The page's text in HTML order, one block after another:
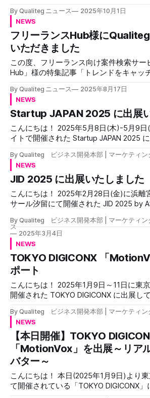
武線「浅草橋駅（西口）」より徒歩1分 出展内容 当社ブース
クAIアバター技術「MotionVox🄬」をはじ
とビジネスイノベーションソリューショ
す。 出展概要 * 会期：2025年10月14日（火）～10月17日
（金） * 会場：幕張メッセ * 出展エリア：ネクストジェネレ
ーションパーク * ブース番号：ホール6 6H207 * CEATEC内
特設サイト:https://www.ceatec.com/nj/
id=1915 見どころ：最先端AI技術を体感できる特別展示 1. フ
ォトリアルAIアバター「MotionVox🄬」 テキスト入力だけ
で、まるで本物の人間のような動画を生
アバターシステムです。 MotionVox🄬は
「Expression Aware🄬」技術により日本
に開発された、
By Qualiteg ニュース 2025年10月1日
NEWS
フリーランスHub様に
いただきました
この度、フリーランス向け案件検索サー
Hub」様の特集記事「トレンドをキャッ
営する「Qualiteg Blog」をご紹介いただきまし
事について フリーランスHub様の記事では、AI技術の最前線
で活躍するエンジニアや開発者の方々に
報源となるメディア・ブログが厳選して
その中で、Qualiteg Blogを「AI技術の専
ジネス活用につなげる貴重な情報源」と
だきました。 特に以下の点を評価いただいております * 実
践的なビジネス活用事例の提供 AI新規事業創出や事業選定方
法など、経営者やビジネスリーダーが直
的な解決策 * 技術的な深掘りコンテンツ リップシンク技術
など、実際のサービスで使用されている
での詳細な解説 * 多様な情報発信 代表執筆記事、AIトピック
後も価値ある情報発
By Qualiteg ニュース 2025年8月17日
NEWS
Startup JAPAN 2025 に出展
こんにちは！ 2025年5月8日(木)-5月9日(金)に東京ビッグサ
イトで開催された Startup JAPAN 2025
は当社が開発するアバター動画生成AI「
に出展させていただきました！ 展示会について簡単にふり
かえってみたいとおもいます 当社ブース 当社ブースはこん
なかんじです。 今回は、ブースというか、このイーゼルの
ような雰囲気の木枠にポスターをくっつ
での展示方式でした。 こういう方式ははじめてなので斬新
でした。おそらくこの方式で相当なコス
りスタートアップにはうれしいですね。
で終わりました。 会場 今回の会場はビッグサイトの南ホー
ルでした。南ホールは、ビッグサイト入
で駅から会場までたいして歩かず、疲れ
アクセスがとても良いです。 ホールは広めですが、ところ
せましと４００社の出展会社がひしめき
アップの勢いのある会場となっており
By Qualiteg ビジネス開発本部 | マーケティン
NEWS
JID 2025 に出展いたしました
こんにちは！ 2025年2月28日(金)に浜離宮となりにあるベル
サール汐留にて開催された JID 2025 by
ューションMotionVox™を中心に出展さ
た。 JID2025 出展概要記事はこちらです 当ブースにお立ち
寄りいただいた皆様、ご商談いただいた
催に尽力いただいたASCIIさま、スポン
とうございました！ 当社はお客様と一対一で丁寧にご説明
するスタイルをとっており、当日は最新
するご紹介およびデモンストレーション
ましたが、混雑時にご対応できなかった
いります！ デモンストレーションのご要望や、ご商談につ
きましてはお気軽に当社までご連絡くだ
くお願い申し上げます。 MotionVoxで作った各種ご案内動画
MotionVox使い方 当日お誘い動画 当日の思い出フォト カン
ファレンスル
By Qualiteg ビジネス開発本部 | マーケティン
ス
2025年3月4日
NEWS
TOKYO DIGICONX 「
ポート
こんにちは！ 2025年1月9日～11日に東京ビッグサイトにて
開催された TOKYO DIGICONX に出展して
DIGICONX TOKYO DIGICONX は東京ビッグサイト南３・４ホ
ールにて開催で、正式名称は『TOKYO
ンテンツ ビジネスワールド』ということ
ス・コンテンツ・AIと先端テクノロジー
「Motion Vox™」のお披露目を行いました 当社からは、新サ
ービス「Motion Vox™」を中心とした展
ました MotionVox™は動画内の顔と声を簡単にAIアバター動
画に変換できるAIアバター動画生成サービスで
By Qualiteg ビジネス開発本部 | マーケティン
NEWS
【本日開催】TOKYO
「MotionVox」を出展～リア
バター～
こんにちは！ 本日(2025年1月9日)より東京ビックサイトに
て開催されている「TOKYO DIGICONX